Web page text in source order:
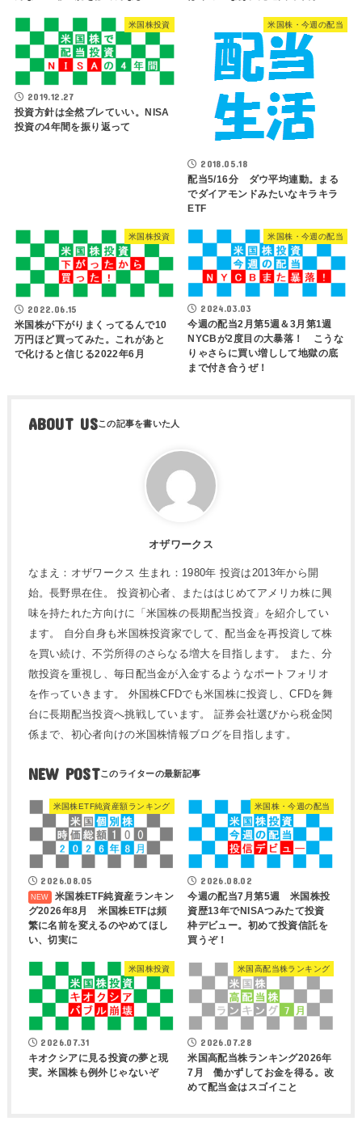
米国株投資
2019.12.27
投資方針は全然ブレていい。NISA
投資の4年間を振り返って
米国株・今週の配当
2018.05.18
配当5/16分 ダウ平均連動。まる
でダイアモンドみたいなキラキラ
ETF
米国株投資
2022.06.15
米国株が下がりまくってるんで10
万円ほど買ってみた。これがあと
で化けると信じる2022年6月
米国株・今週の配当
2024.03.03
今週の配当2月第5週＆3月第1週
NYCBが2度目の大暴落！ こうな
りゃさらに買い増しして地獄の底
まで付き合うぜ！
ABOUT US
オザワークス
なまえ：オザワークス 生まれ：1980年 投資は2013年から開
始。長野県在住。 投資初心者、またははじめてアメリカ株に興
味を持たれた方向けに「米国株の長期配当投資」を紹介してい
ます。 自分自身も米国株投資家でして、配当金を再投資して株
を買い続け、不労所得のさらなる増大を目指します。 また、分
散投資を重視し、毎日配当金が入金するようなポートフォリオ
を作っていきます。 外国株CFDでも米国株に投資し、CFDを舞
台に長期配当投資へ挑戦しています。 証券会社選びから税金関
係まで、初心者向けの米国株情報ブログを目指します。
NEW POST
米国株ETF純資産額ランキング
2026.08.05
米国株ETF純資産ランキン
グ2026年8月 米国株ETFは頻
繁に名前を変えるのやめてほし
い、切実に
米国株・今週の配当
2026.08.02
今週の配当7月第5週 米国株投
資歴13年でNISAつみたて投資
枠デビュー。初めて投資信託を
買うぞ！
米国株投資
2026.07.31
キオクシアに見る投資の夢と現
実。米国株も例外じゃないぞ
米国高配当株ランキング
2026.07.28
米国高配当株ランキング2026年
7月 働かずしてお金を得る。改
めて配当金はスゴイこと